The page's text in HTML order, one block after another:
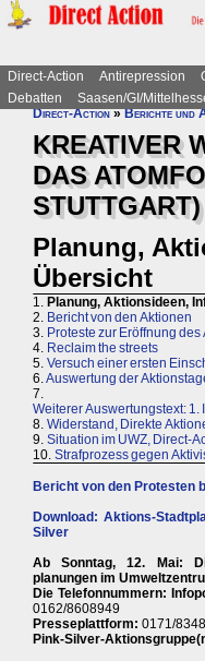
Direct-Action Antirepression
Debatten
Saasen/GI/
Direct-Action»Berichte und
KREATIVER
DAS
STUTTGART)
Planung,
Übersicht
1. Planung, Aktionsideen,
2. Bericht von den Aktionen
3. Proteste zur Eröffnung des
4. Reclaim the streets
5. Versuch einer ersten
6.Auswertung der
7.
Weiterer Auswertungstext:
8. Widerstand, Direkte
9. Situation im UWZ, Direct-
10. Strafprozess gegen
Bericht von den Protesten
Download: Aktions-
Silver
Ab Sonntag, 12. Mai:
planungen im
Die Telefonnummern:
0162/8608949
Presseplattform: 0171/
Pink-Silver-